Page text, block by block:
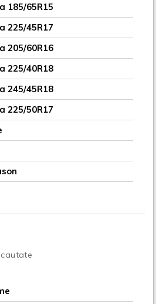
185/65R15
225/45R17
205/60R16
225/40R18
245/45R18
225/50R17